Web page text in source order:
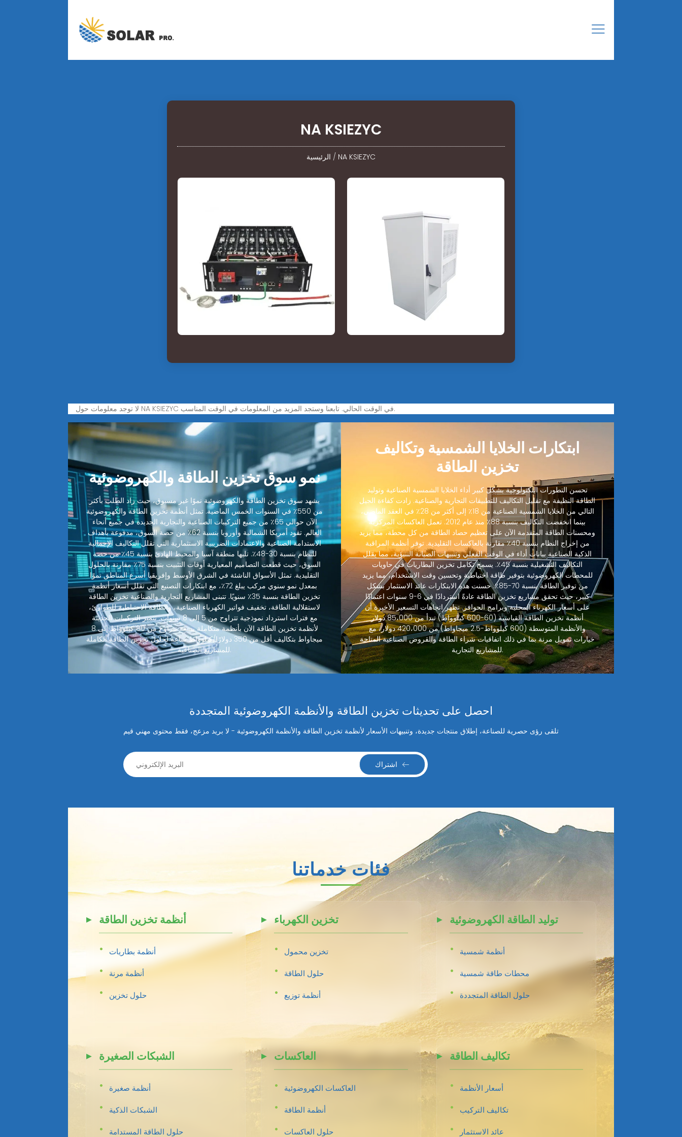
NA KSIEZYC
الرئيسية / NA KSIEZYC
لا توجد معلومات حول NA KSIEZYC في الوقت الحالي. تابعنا وستجد المزيد من المعلومات في الوقت المناسب.
نمو سوق تخزين الطاقة والكهروضوئية
يشهد سوق تخزين الطاقة والكهروضوئية نموًا غير مسبوق، حيث زاد الطلب بأكثر
من 550٪ في السنوات الخمس الماضية. تمثل أنظمة تخزين الطاقة والكهروضوئية
الآن حوالي 65٪ من جميع التركيبات الصناعية والتجارية الجديدة في جميع أنحاء
العالم. تقود أمريكا الشمالية وأوروبا بنسبة 62٪ من حصة السوق، مدفوعة بأهداف
الاستدامة الصناعية والاعتمادات الضريبية الاستثمارية التي تقلل التكاليف الإجمالية
للنظام بنسبة 30-48٪. تليها منطقة آسيا والمحيط الهادئ بنسبة 45٪ من حصة
السوق، حيث قطعت التصاميم المعيارية أوقات التثبيت بنسبة 75٪ مقارنة بالحلول
التقليدية. تمثل الأسواق الناشئة في الشرق الأوسط وإفريقيا أسرع المناطق نموًا
بمعدل نمو سنوي مركب يبلغ 72٪، مع ابتكارات التصنيع التي تقلل أسعار أنظمة
تخزين الطاقة بنسبة 35٪ سنويًا. تتبنى المشاريع التجارية والصناعية تخزين الطاقة
لاستقلالية الطاقة، تخفيف فواتير الكهرباء الصناعية، والطاقة الاحتياطية للطوارئ،
مع فترات استرداد نموذجية تتراوح من 5 إلى 8 سنوات. تتميز التركيبات الحديثة
لأنظمة تخزين الطاقة الآن بأنظمة متكاملة بسعة تتراوح من 80 كيلوواط إلى 8
ميجاواط بتكاليف أقل من 350 دولارًا/كيلوواط ساعة لحلول تخزين الطاقة الكاملة
للمشاريع الصناعية.
ابتكارات الخلايا الشمسية وتكاليف
تخزين الطاقة
تحسن التطورات التكنولوجية بشكل كبير أداء الخلايا الشمسية الصناعية وتوليد
الطاقة النظيفة مع تقليل التكاليف للتطبيقات التجارية والصناعية. زادت كفاءة الجيل
التالي من الخلايا الشمسية الصناعية من 18٪ إلى أكثر من 28٪ في العقد الماضي،
بينما انخفضت التكاليف بنسبة 88٪ منذ عام 2012. تعمل العاكسات المركزية
ومحسنات الطاقة المتقدمة الآن على تعظيم حصاد الطاقة من كل محطة، مما يزيد
من إخراج النظام بنسبة 40٪ مقارنة بالعاكسات التقليدية. توفر أنظمة المراقبة
الذكية الصناعية بيانات أداء في الوقت الفعلي وتنبيهات الصيانة التنبؤية، مما يقلل
التكاليف التشغيلية بنسبة 45٪. يسمح تكامل تخزين البطاريات في حاويات
للمحطات الكهروضوئية بتوفير طاقة احتياطية وتحسين وقت الاستخدام، مما يزيد
من توفير الطاقة بنسبة 70-85٪. حسنت هذه الابتكارات عائد الاستثمار بشكل
كبير، حيث تحقق مشاريع تخزين الطاقة عادةً استردادًا في 6-9 سنوات اعتمادًا
على أسعار الكهرباء المحلية وبرامج الحوافز. تظهر اتجاهات التسعير الأخيرة أن
أنظمة تخزين الطاقة القياسية (60-600 كيلوواط) تبدأ من 85،000 دولار
والأنظمة المتوسطة (600 كيلوواط-2.5 ميجاواط) من 420،000 دولار، مع
خيارات تمويل مرنة بما في ذلك اتفاقيات شراء الطاقة والقروض الصناعية المتاحة
للمشاريع التجارية.
احصل على تحديثات تخزين الطاقة والأنظمة الكهروضوئية المتجددة
تلقى رؤى حصرية للصناعة، إطلاق منتجات جديدة، وتنبيهات الأسعار لأنظمة تخزين الطاقة والأنظمة الكهروضوئية - لا بريد مزعج، فقط محتوى مهني قيم
اشتراك
فئات خدماتنا
أنظمة تخزين الطاقة
أنظمة بطاريات
أنظمة مرنة
حلول تخزين
تخزين الكهرباء
تخزين محمول
حلول الطاقة
أنظمة توزيع
توليد الطاقة الكهروضوئية
أنظمة شمسية
محطات طاقة شمسية
حلول الطاقة المتجددة
الشبكات الصغيرة
أنظمة صغيرة
الشبكات الذكية
حلول الطاقة المستدامة
العاكسات
العاكسات الكهروضوئية
أنظمة الطاقة
حلول العاكسات
تكاليف الطاقة
أسعار الأنظمة
تكاليف التركيب
عائد الاستثمار